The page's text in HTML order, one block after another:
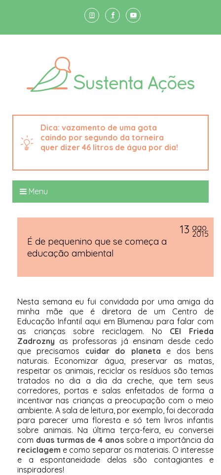
vazamento de uma gota
caindo por segundo da torneira
quer dizer 46 litros de água por dia!
Menu
É de pequenino que se começa a
educação ambiental
13 ago
2015
Nesta semana eu fui convidada por uma amiga da
minha mãe que é diretora de um Centro de
Educação Infantil aqui em Blumenau para falar com
as crianças sobre reciclagem. No CEI Frieda
Zadrozny as professoras já ensinam desde cedo
que precisamos cuidar do planeta e dos bens
naturais. Economizar água, preservar as matas,
respeitar os animais, reciclar os resíduos são temas
tratados no dia a dia da creche, que tem seus
corredores, portas e salas enfeitados de forma a
incentivar nas crianças a preocupação com o meio
ambiente. A sala de leitura, por exemplo, foi decorada
para parecer uma floresta e só tem livros infantis
sobre animais. Na última terça-feira, eu conversei
com duas turmas de 4 anossobre a importância da
reciclagem e como separar os materiais. O interesse
e a espontaneidade delas são contagiantes e
inspiradores!